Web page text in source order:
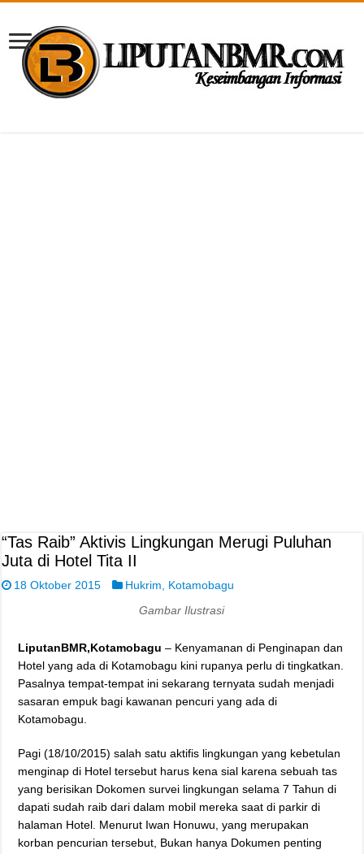
“Tas Raib” Aktivis Lingkungan Merugi Puluhan
Juta di Hotel Tita II
18 Oktober 2015 Hukrim
Kotamobagu
Gambar Ilustrasi
LiputanBMR,Kotamobagu – Kenyamanan di Penginapan dan
Hotel yang ada di Kotamobagu kini rupanya perlu di tingkatkan.
Pasalnya tempat-tempat ini sekarang ternyata sudah menjadi
sasaran empuk bagi kawanan pencuri yang ada di
Kotamobagu.
Pagi (18/10/2015) salah satu aktifis lingkungan yang kebetulan
menginap di Hotel tersebut harus kena sial karena sebuah tas
yang berisikan Dokomen survei lingkungan selama 7 Tahun di
dapati sudah raib dari dalam mobil mereka saat di parkir di
halaman Hotel. Menurut Iwan Honuwu, yang merupakan
korban pencurian tersebut, Bukan hanya Dokumen penting